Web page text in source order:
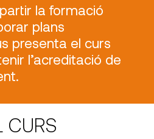
la formació
plans
presenta el curs
l’acreditació de
CURS